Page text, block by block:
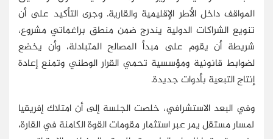
المواقف داخل الأطر الإقليمية والقارية. وجرى التأكيد على أن
تنويع الشراكات الدولية يندرج ضمن منطق براغماتي مشروع،
شريطة أن يقوم على مبدأ المصالح المتبادلة، وأن يخضع
لضوابط قانونية ومؤسسية تحمي القرار الوطني وتمنع إعادة
إنتاج التبعية بأدوات جديدة.
وفي البعد الاستشرافي، خلصت الجلسة إلى أن امتلاك إفريقيا
لمسار مستقل يمر عبر استثمار مقومات القوة الكامنة في القارة،